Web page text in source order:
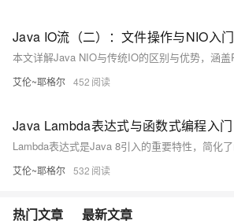
Java IO流（二）：文件操作与NIO入门
艾伦~耶格尔 452
Java Lambda表达式与函数式编程入门
艾伦~耶格尔 532
热门文章 最新文章